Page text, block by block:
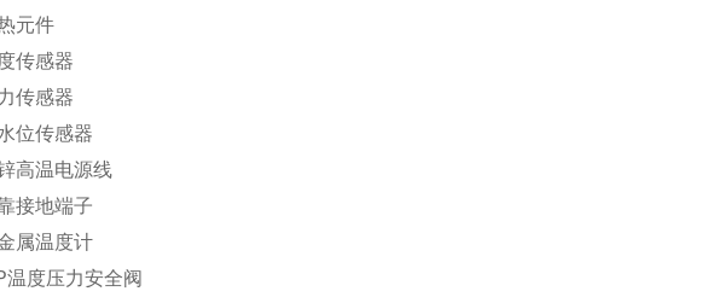
元件
传感器
传感器
位传感器
高温电源线
接地端子
属温度计
温度压力安全阀